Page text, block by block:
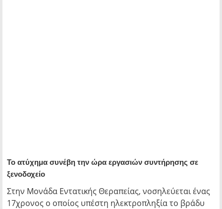
Το ατύχημα συνέβη την ώρα εργασιών συντήρησης σε
ξενοδοχείο
Στην Μονάδα Εντατικής Θεραπείας, νοσηλεύεται ένας
17χρονος ο οποίος υπέστη ηλεκτροπληξία το βράδυ